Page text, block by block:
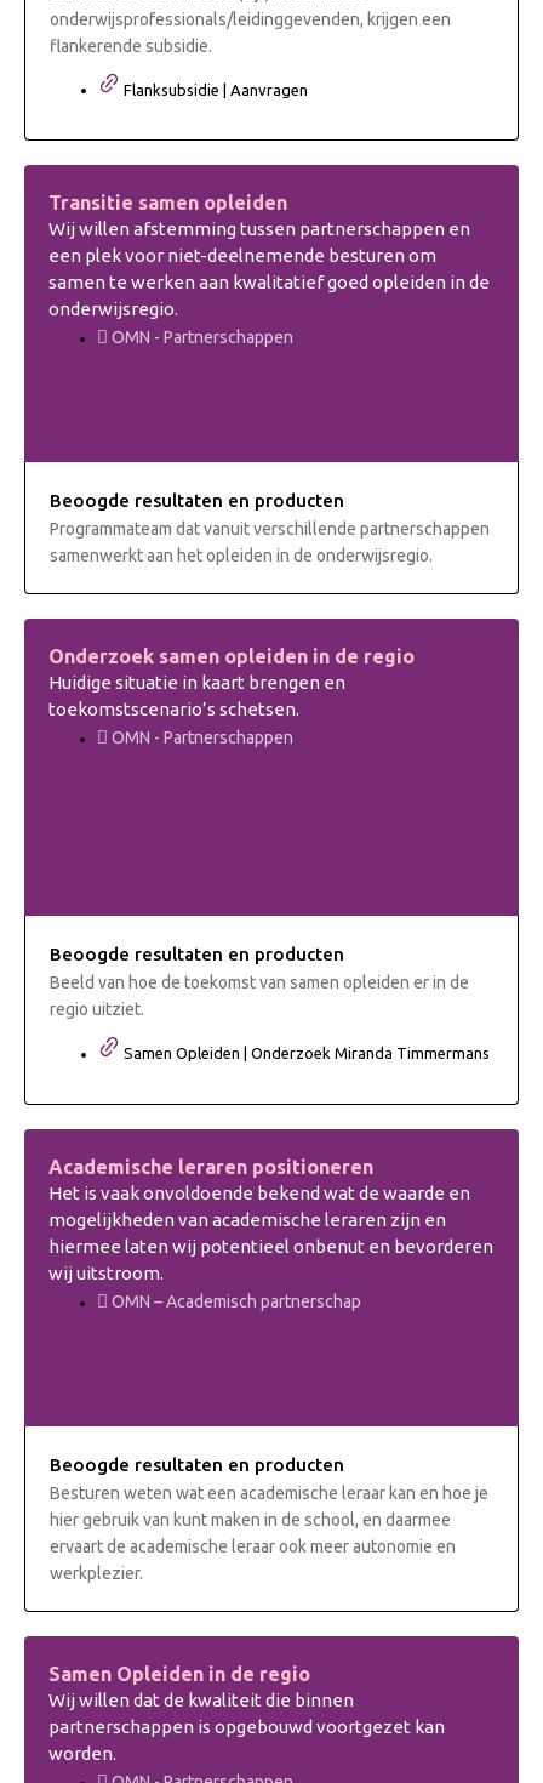
onderwijsprofessionals/leidinggevenden, krijgen een
flankerende subsidie.
Flanksubsidie | Aanvragen
Transitie samen opleiden
Wij willen afstemming tussen partnerschappen en
een plek voor niet-deelnemende besturen om
samen te werken aan kwalitatief goed opleiden in de
onderwijsregio.
OMN - Partnerschappen
Beoogde resultaten en producten
Programmateam dat vanuit verschillende partnerschappen
samenwerkt aan het opleiden in de onderwijsregio.
Onderzoek samen opleiden in de regio
Huidige situatie in kaart brengen en
toekomstscenario’s schetsen.
OMN - Partnerschappen
Beoogde resultaten en producten
Beeld van hoe de toekomst van samen opleiden er in de
regio uitziet.
Samen Opleiden | Onderzoek Miranda Timmermans
Academische leraren positioneren
Het is vaak onvoldoende bekend wat de waarde en
mogelijkheden van academische leraren zijn en
hiermee laten wij potentieel onbenut en bevorderen
wij uitstroom.
OMN – Academisch partnerschap
Beoogde resultaten en producten
Besturen weten wat een academische leraar kan en hoe je
hier gebruik van kunt maken in de school, en daarmee
ervaart de academische leraar ook meer autonomie en
werkplezier.
Samen Opleiden in de regio
Wij willen dat de kwaliteit die binnen
partnerschappen is opgebouwd voortgezet kan
worden.